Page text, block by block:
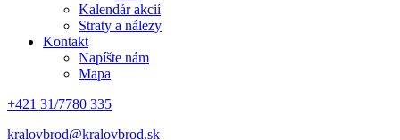
Kalendár akcií
Straty a nálezy
Kontakt
Napíšte nám
Mapa
+421 31/7780 335
kralovbrod@kralovbrod.sk